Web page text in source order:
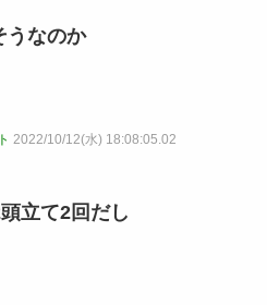
うなのか
2022/10/12(水) 18:08:05.02
立て2回だし